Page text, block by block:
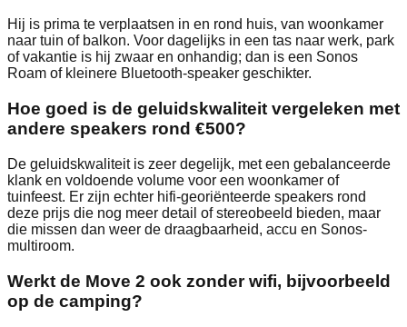
Hij is prima te verplaatsen in en rond huis, van woonkamer
naar tuin of balkon. Voor dagelijks in een tas naar werk, park
of vakantie is hij zwaar en onhandig; dan is een Sonos
Roam of kleinere Bluetooth-speaker geschikter.
Hoe goed is de geluidskwaliteit vergeleken met
andere speakers rond €500?
De geluidskwaliteit is zeer degelijk, met een gebalanceerde
klank en voldoende volume voor een woonkamer of
tuinfeest. Er zijn echter hifi-georiënteerde speakers rond
deze prijs die nog meer detail of stereobeeld bieden, maar
die missen dan weer de draagbaarheid, accu en Sonos-
multiroom.
Werkt de Move 2 ook zonder wifi, bijvoorbeeld
op de camping?